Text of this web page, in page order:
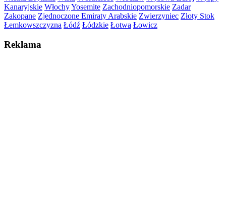
Kanaryjskie WłochyYosemite Zachodniopomorskie Zadar
Zakopane Zjednoczone Emiraty Arabskie Zwierzyniec Złoty Stok
Łemkowszczyzna Łódź Łódzkie Łotwa Łowicz
Reklama